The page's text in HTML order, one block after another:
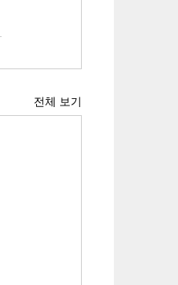
전체 보기